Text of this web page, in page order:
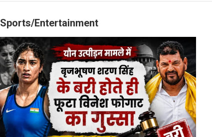
Sports/Entertainment